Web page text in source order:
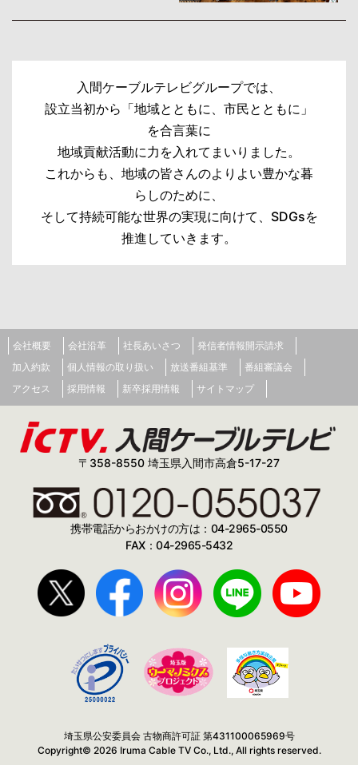
入間ケーブルテレビグループでは、
設立当初から「地域とともに、市民とともに」
を合言葉に
地域貢献活動に力を入れてまいりました。
これからも、地域の皆さんのよりよい豊かな暮
らしのために、
そして持続可能な世界の実現に向けて、SDGsを
推進していきます。
会社概要 会社沿革 社長あいさつ
発信者情報開示請求
加入約款
個人情報の取り扱い 放送番組基準
番組審議会
アクセス
採用情報 新卒採用情報 サイトマップ
〒358-8550 埼玉県入間市高倉5-17-27
携帯電話からおかけの方は：04-2965-0550
FAX：04-2965-5432
埼玉県公安委員会 古物商許可証 第431100065969号
Copyright© 2026 Iruma Cable TV Co., Ltd., All rights reserved.